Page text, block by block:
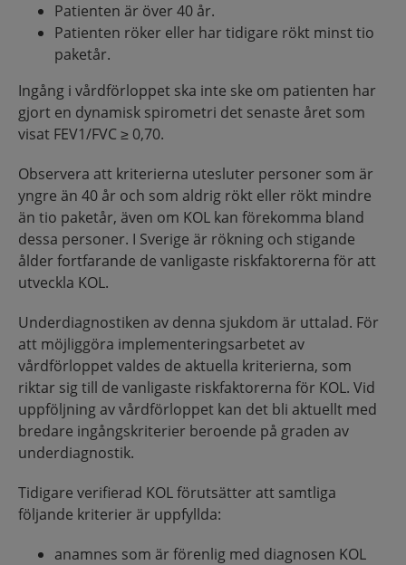
Patienten är över 40 år.
Patienten röker eller har tidigare rökt minst tio
paketår.
Ingång i vårdförloppet ska inte ske om patienten har
gjort en dynamisk spirometri det senaste året som
visat FEV1/FVC ≥ 0,70.
Observera att kriterierna utesluter personer som är
yngre än 40 år och som aldrig rökt eller rökt mindre
än tio paketår, även om KOL kan förekomma bland
dessa personer. I Sverige är rökning och stigande
ålder fortfarande de vanligaste riskfaktorerna för att
utveckla KOL.
Underdiagnostiken av denna sjukdom är uttalad. För
att möjliggöra implementeringsarbetet av
vårdförloppet valdes de aktuella kriterierna, som
riktar sig till de vanligaste riskfaktorerna för KOL. Vid
uppföljning av vårdförloppet kan det bli aktuellt med
bredare ingångskriterier beroende på graden av
underdiagnostik.
Tidigare verifierad KOL förutsätter att samtliga
följande kriterier är uppfyllda:
anamnes som är förenlig med diagnosen KOL